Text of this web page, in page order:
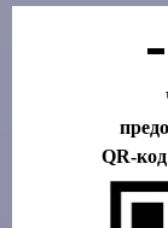
QR-